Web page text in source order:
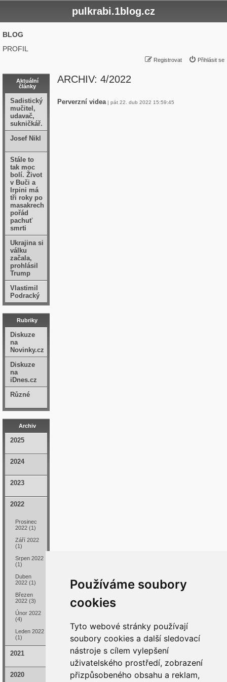
Používáme soubory
cookies
Tyto webové stránky používají
soubory cookies a další sledovací
nástroje s cílem vylepšení
uživatelského prostředí, zobrazení
přizpůsobeného obsahu a reklam,
pulkrabi.1blog.cz
BLOG
PROFIL
Registrovat Přihlásit se
Aktuální
články
Sadistický
mučitel,
udavač,
sukničkář.
Josef Nikl
Stále to
tak moc
bolí. Život
v Buči a
Irpini má
tři roky po
masakrech
pořád
pachuť
smrti
Ukrajina si
válku
začala,
prohlásil
Trump
Vlastimil
Podracký
Rubriky
Diskuze
na
Novinky.cz
Diskuze
na
iDnes.cz
Různé
Archiv
2025
2024
2023
2022
Prosinec
2022 (1)
Září 2022
(1)
Srpen 2022
(1)
Duben
2022 (1)
Březen
2022 (3)
Únor 2022
(4)
Leden 2022
(1)
2021
2020
ARCHIV: 4/2022
Perverzní videa| pát 22. dub 2022 15:59:45